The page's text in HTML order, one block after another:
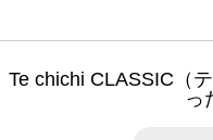
Te chichi CLASSIC（
っ